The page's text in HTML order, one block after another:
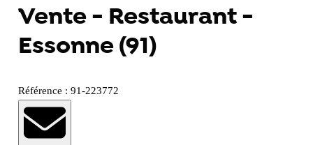
Vente - Restaurant -
Essonne (91)
Référence : 91-223772